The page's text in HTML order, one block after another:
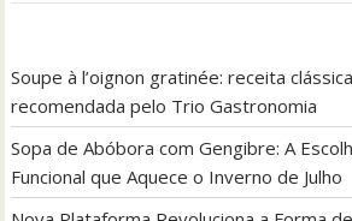
Soupe à l’oignon gratinée: receita
recomendada pelo Trio Gastronomia
Sopa de Abóbora com Gengibre: A
Funcional que Aquece o Inverno de Julho